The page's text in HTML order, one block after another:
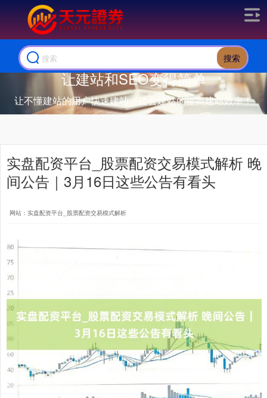
搜索
让建站和SEO变得简单
让不懂建站的用户快速建站，让会建站的提高建站效率！
实盘配资平台_股票配资交易模式解析 晚
间公告｜3月16日这些公告有看头
网站：实盘配资平台_股票配资交易模式解析